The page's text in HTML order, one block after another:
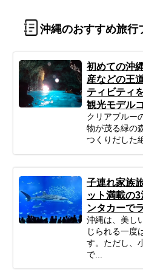
沖縄のおすすめ旅行
初めての沖
産などの王
ティビティ
観光モデル
クリアブルー
物が茂る緑の
つくりだした
子連れ家族
ット満載の
ンタカーで
沖縄は、美し
じられる一度
す。ただし、
で...